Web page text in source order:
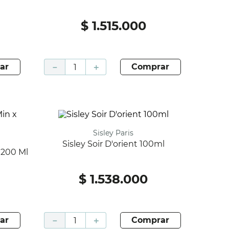
$ 1.515.000
＋
－ comprar
Ml
Sisley Paris
Sisley Soir D'orient 100ml
$ 1.538.000
＋
－ comprar